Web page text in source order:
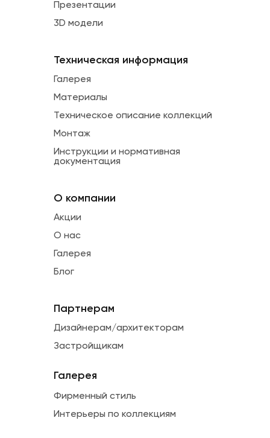
Презентации
3D модели
Техническая информация
Галерея
Материалы
Техническое описание коллекций
Монтаж
Инструкции и нормативная
документация
О компании
Акции
О нас
Галерея
Блог
Партнерам
Дизайнерам/архитекторам
Застройщикам
Галерея
Фирменный стиль
Интерьеры по коллекциям